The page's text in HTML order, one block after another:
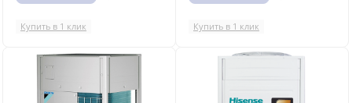
Купить в 1 клик Купить в 1 клик